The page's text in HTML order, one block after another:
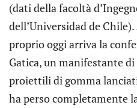
(dati della facoltà
dell’Universidad de
proprio oggi arriva la
Gatica, un manifestante
proiettili di gomma
ha perso completamente